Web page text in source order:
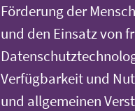
Förderung der
und den Einsatz von
Verfügbarkeit und
und allgemeinen